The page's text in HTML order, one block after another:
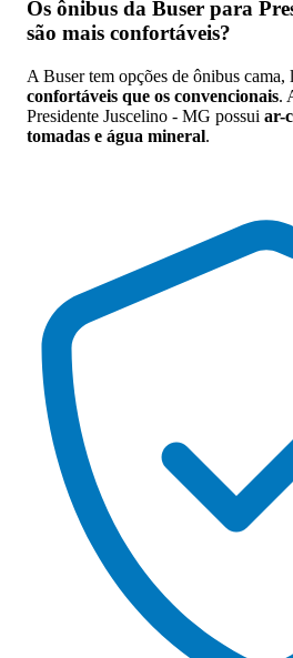
Os ônibus da Buser para
são mais confortáveis?
A Buser tem opções de ônibus
confortáveis que os convencionais.
Presidente Juscelino - MG possui ar-
tomadas e água mineral.